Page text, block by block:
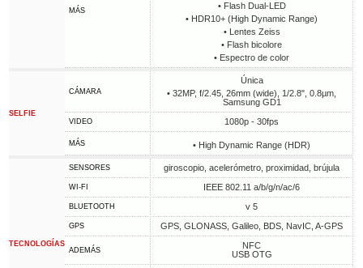
MÁS
• Flash Dual-LED
• HDR10+ (High Dynamic Range)
• Lentes Zeiss
• Flash bicolore
• Espectro de color
SELFIE
CÁMARA
Única
• 32MP, f/2.45, 26mm (wide), 1/2.8", 0.8µm,
Samsung GD1
VIDEO 1080p - 30fps
MÁS • High Dynamic Range (HDR)
TECNOLOGÍAS
SENSORES giroscopio, acelerómetro, proximidad, brújula
WI-FI IEEE 802.11 a/b/g/n/ac/6
BLUETOOTH v 5
GPS GPS, GLONASS, Galileo, BDS, NavIC, A-GPS
ADEMÁS
NFC
USB OTG